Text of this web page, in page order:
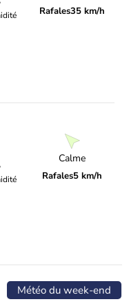
Rafales35 km/h
Calme
Rafales5 km/h
Météo du week-end